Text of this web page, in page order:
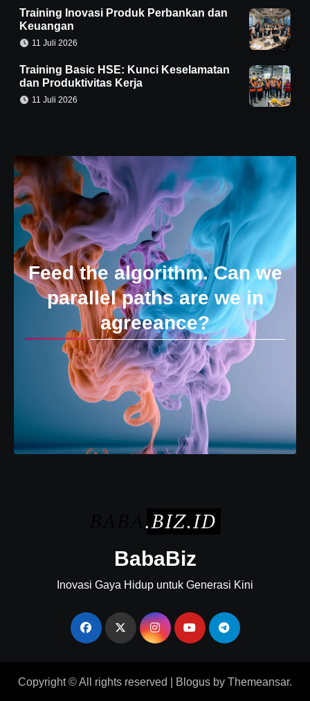
Training Inovasi Produk Perbankan dan
Keuangan
11 Juli 2026
Training Basic HSE: Kunci Keselamatan
dan Produktivitas Kerja
11 Juli 2026
Feed the algorithm. Can we
parallel paths are we in
agreeance?
BabaBiz
Inovasi Gaya Hidup untuk Generasi Kini
Copyright © All rights reserved Blogus by Themeansar.